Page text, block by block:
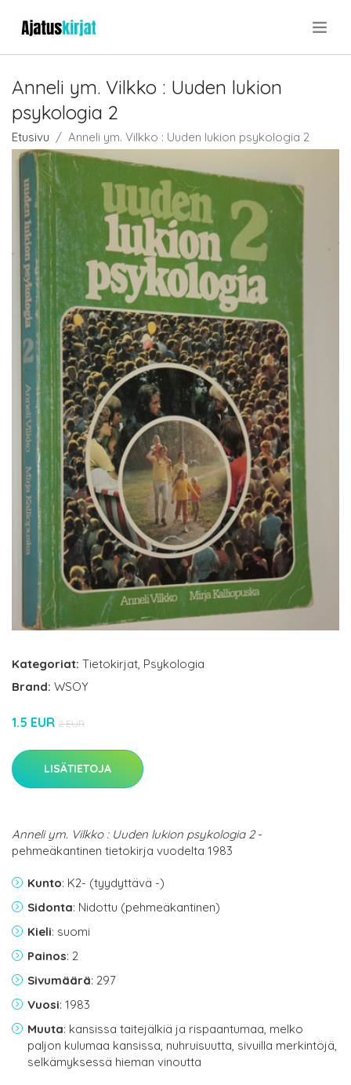
Anneli ym. Vilkko : Uuden lukion
psykologia 2
Etusivu Anneli ym. Vilkko : Uuden lukion psykologia 2
Kategoriat: Tietokirjat, Psykologia
Brand: WSOY
1.5 EUR 2 EUR
LISÄTIETOJA
Anneli ym. Vilkko : Uuden lukion psykologia 2-
pehmeäkantinen tietokirja vuodelta 1983
Kunto: K2- (tyydyttävä -)
Sidonta: Nidottu (pehmeäkantinen)
Kieli: suomi
Painos: 2
Sivumäärä: 297
Vuosi: 1983
Muuta: kansissa taitejälkiä ja rispaantumaa, melko
paljon kulumaa kansissa, nuhruisuutta, sivuilla merkintöjä,
selkämyksessä hieman vinoutta